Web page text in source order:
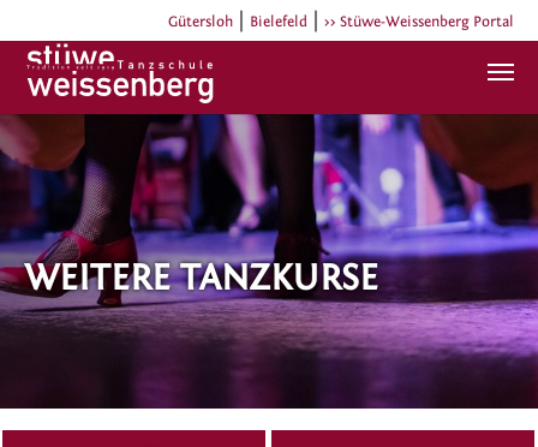
Zum Hauptinhalt springen
Gütersloh Bielefeld >> Stüwe-Weissenberg Portal
WEITERE TANZKURSE